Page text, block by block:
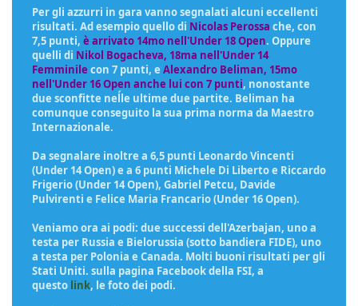
Per gli azzurri in gara vanno segnalati alcuni eccellenti
risultati. Ad esempio quello di Nicolas Perossa che, con
7,5 punti, è arrivato 14mo nell'Under 18 Open. Oppure
quelli di Nikol Bogacheva, 18ma nell'Under 14
Femminile con 7 punti, e Alexandro Beliman, 15mo
nell'Under 16 Open anche lui con 7 punti, nonostante
due sconfitte neĺle ultime due partite. Beliman ha
comunque conseguito la sua prima norma da Maestro
Internazionale.
Da segnalare inoltre a 6,5 punti Leonardo Vincenti
(Under 14 Open) e a 6 punti Michele Di Liberto e Riccardo
Frigerio (Under 14 Open), Gabriel Petcu, Davide
Pulvirenti e Felice Maria Francario (Under 16 Open).
Veniamo ora ai podi: due successi dell'Azerbajan, uno a
testa per Russia e Bielorussia (sotto bandiera FIDE), uno
a testa per Polonia e Canada. Molti buoni risultati per gli
Stati Uniti. sulla pagina Facebook della FSI, a
questo link, le foto dei podi.